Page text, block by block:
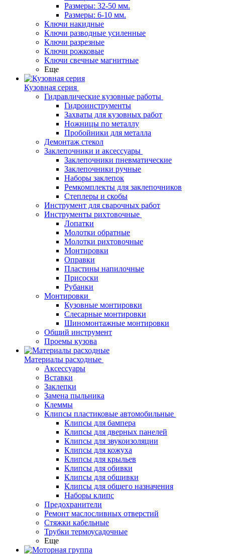
Размеры: 32-50 мм.
Размеры: 6-10 мм.
Ключи накидные
Ключи разводные усиленные
Ключи разрезные
Ключи рожковые
Ключи свечные магнитные
Еще
Кузовная серия
Гидравлические кузовные работы
Гидроинструменты
Захваты для кузовных работ
Ножницы по металлу
Пробойники для металла
Демонтаж стекол
Заклепочники и аксессуары
Заклепочники пневматические
Заклепочники ручные
Наборы заклепок
Ремкомплекты для заклепочников
Степлеры и скобы
Инструмент для сварочных работ
Инструменты рихтовочные
Лопатки
Молотки обратные
Молотки рихтовочные
Монтировки
Оправки
Пластины напилочные
Присоски
Рубанки
Монтировки
Кузовные монтировки
Слесарные монтировки
Шиномонтажные монтировки
Общий инструмент
Проемы кузова
Материалы расходные
Аксессуары
Вставки
Заклепки
Замена пыльника
Клеммы
Клипсы пластиковые автомобильные
Клипсы для бампера
Клипсы для дверных панелей
Клипсы для звукоизоляции
Клипсы для кожуха
Клипсы для крыльев
Клипсы для обивки
Клипсы для обшивки
Клипсы для общего назначения
Наборы клипс
Предохранители
Ремонт маслосливных отверстий
Стяжки кабельные
Трубки термоусадочные
Еще